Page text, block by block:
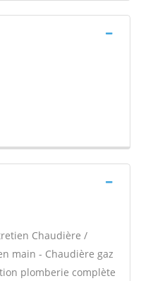
Chaudière /
main - Chaudière gaz
plomberie complète